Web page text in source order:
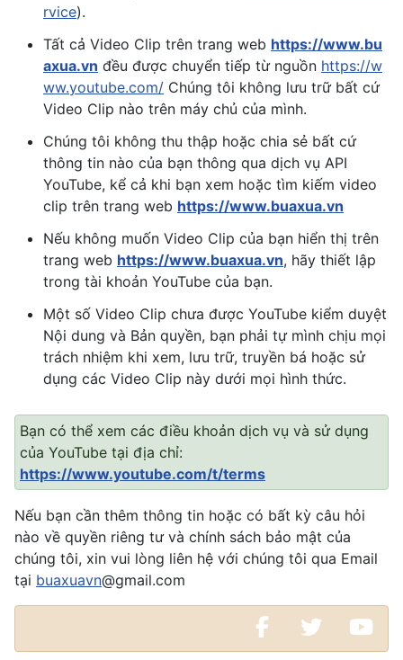
rvice).
Tất cả Video Clip trên trang web https://www.bu
axua.vn đều được chuyển tiếp từ nguồn https://w
ww.youtube.com/ Chúng tôi không lưu trữ bất cứ
Video Clip nào trên máy chủ của mình.
Chúng tôi không thu thập hoặc chia sẻ bất cứ
thông tin nào của bạn thông qua dịch vụ API
YouTube, kể cả khi bạn xem hoặc tìm kiếm video
clip trên trang web https://www.buaxua.vn
Nếu không muốn Video Clip của bạn hiển thị trên
trang web https://www.buaxua.vn, hãy thiết lập
trong tài khoản YouTube của bạn.
Một số Video Clip chưa được YouTube kiểm duyệt
Nội dung và Bản quyền, bạn phải tự mình chịu mọi
trách nhiệm khi xem, lưu trữ, truyền bá hoặc sử
dụng các Video Clip này dưới mọi hình thức.
Bạn có thể xem các điều khoản dịch vụ và sử dụng
của YouTube tại địa chỉ:
https://www.youtube.com/t/terms
Nếu bạn cần thêm thông tin hoặc có bất kỳ câu hỏi
nào về quyền riêng tư và chính sách bảo mật của
chúng tôi, xin vui lòng liên hệ với chúng tôi qua Email
tại buaxuavn@gmail.com